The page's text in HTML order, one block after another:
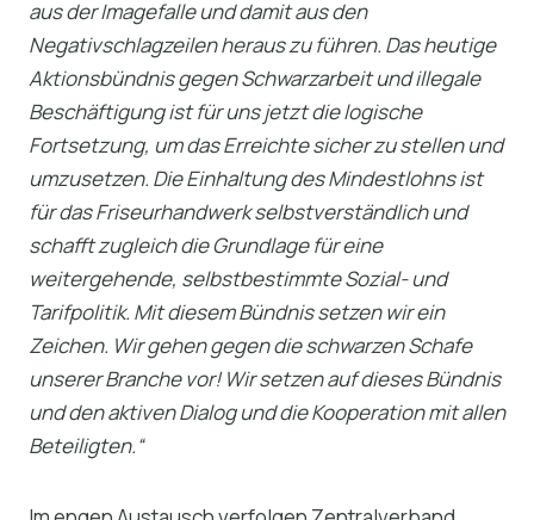
aus der Imagefalle und damit aus den
Negativschlagzeilen heraus zu führen. Das heutige
Aktionsbündnis gegen Schwarzarbeit und illegale
Beschäftigung ist für uns jetzt die logische
Fortsetzung, um das Erreichte sicher zu stellen und
umzusetzen. Die Einhaltung des Mindestlohns ist
für das Friseurhandwerk selbstverständlich und
schafft zugleich die Grundlage für eine
weitergehende, selbstbestimmte Sozial- und
Tarifpolitik. Mit diesem Bündnis setzen wir ein
Zeichen. Wir gehen gegen die schwarzen Schafe
unserer Branche vor! Wir setzen auf dieses Bündnis
und den aktiven Dialog und die Kooperation mit allen
Beteiligten.“